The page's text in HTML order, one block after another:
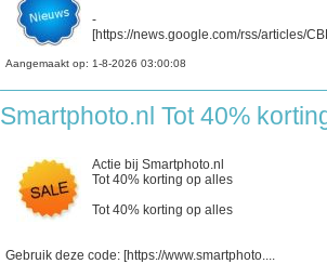
-
[https://news.google.com/rss/articles/
Aangemaakt op: 1-8-2026 03:00:08
Smartphoto.nl Tot 40%
Actie bij Smartphoto.nl
Tot 40% korting op alles
Tot 40% korting op alles
Gebruik deze code: [https://www.smartphoto....